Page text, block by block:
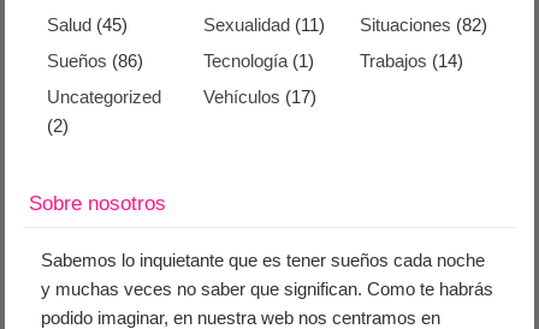
Salud (45) Sexualidad (11) Situaciones (82)
Sueños (86) Tecnología (1) Trabajos (14)
Uncategorized
(2)
Vehículos (17)
Sobre nosotros
Sabemos lo inquietante que es tener sueños cada noche
y muchas veces no saber que significan. Como te habrás
podido imaginar, en nuestra web nos centramos en